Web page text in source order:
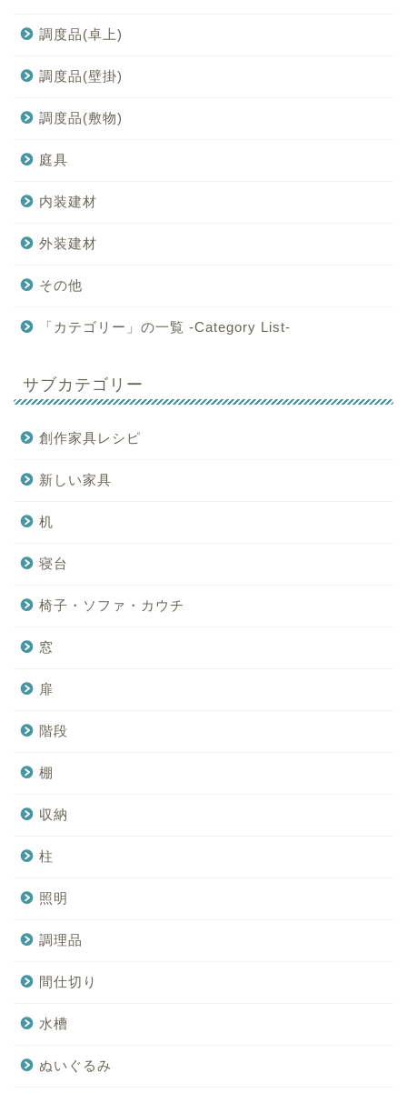
調度品(卓上)
調度品(壁掛)
調度品(敷物)
庭具
内装建材
外装建材
その他
「カテゴリー」の一覧 -Category List-
サブカテゴリー
創作家具レシピ
新しい家具
机
寝台
椅子・ソファ・カウチ
窓
扉
階段
棚
収納
柱
照明
調理品
間仕切り
水槽
ぬいぐるみ